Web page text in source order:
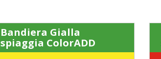
Bandiera Gialla
spiaggia ColorADD